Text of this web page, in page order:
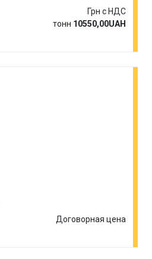
Грн с НДС
тонн 10550,00UAH
Договорная цена